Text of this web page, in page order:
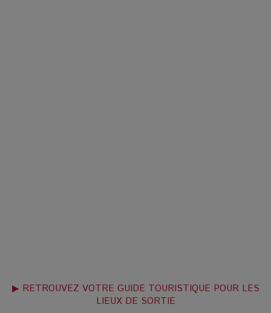
▶ RETROUVEZ VOTRE GUIDE TOURISTIQUE POUR LES
LIEUX DE SORTIE